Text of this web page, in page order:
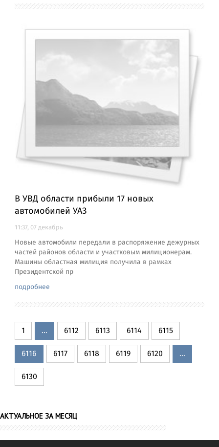
В УВД области прибыли 17 новых
автомобилей УАЗ
11:37, 07 декабрь
Новые автомобили передали в распоряжение дежурных
частей районов области и участковым милиционерам.
Машины областная милиция получила в рамках
Президентской пр
подробнее
1 ... 6112 6113 6114
6115
6116
6117 6118 6119 6120
...
6130
АКТУАЛЬНОЕ ЗА МЕСЯЦ